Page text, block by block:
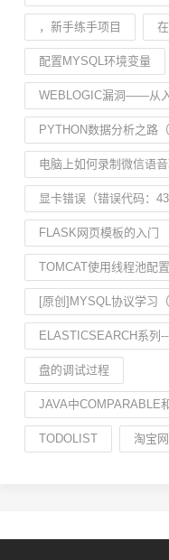
，新手练手项目
配置MYSQL环境变量
WEBLOGIC漏洞——从
PYTHON数据分析之路
电脑上如何录制微信语
显卡错误（错误代码：43
FLASK网页模板的入门
TOMCAT使用线程池配
[原创]MYSQL协议学习
ELASTICSEARCH系列
盘的调试过程
JAVA中COMPARABLE
TODOLIST 淘宝